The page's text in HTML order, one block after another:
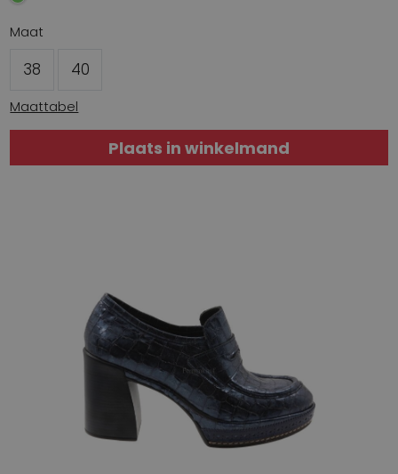
Maat
38 40
Maattabel
Plaats in winkelmand